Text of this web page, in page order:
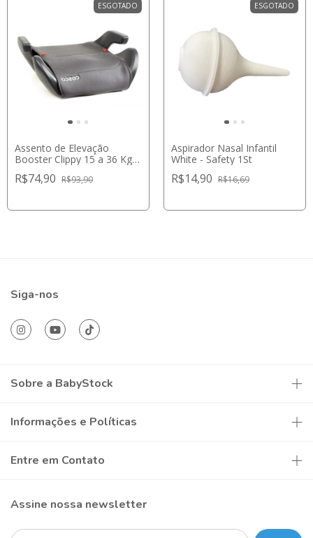
ESGOTADO
Assento de Elevação
Booster Clippy 15 a 36 Kg
R$74,90 R$93,90
ESGOTADO
Aspirador Nasal Infantil
White - Safety 1St
R$14,90 R$16,69
Siga-nos
Sobre a BabyStock
Informações e Políticas
Entre em Contato
Assine nossa newsletter